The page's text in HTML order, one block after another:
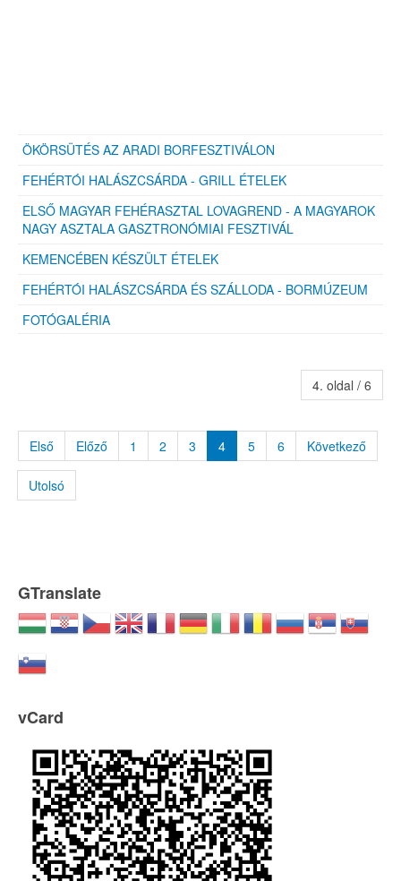
ÖKÖRSÜTÉS AZ ARADI BORFESZTIVÁLON
FEHÉRTÓI HALÁSZCSÁRDA - GRILL ÉTELEK
ELSŐ MAGYAR FEHÉRASZTAL LOVAGREND - A MAGYAROK
NAGY ASZTALA GASZTRONÓMIAI FESZTIVÁL
KEMENCÉBEN KÉSZÜLT ÉTELEK
FEHÉRTÓI HALÁSZCSÁRDA ÉS SZÁLLODA - BORMÚZEUM
FOTÓGALÉRIA
4. oldal / 6
Első Előző 1 2 3 4 5 6 Következő
Utolsó
GTranslate
vCard